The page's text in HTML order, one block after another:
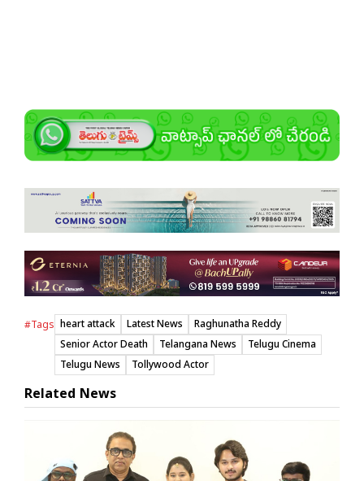
#Tags heart attack Latest News
Raghunatha Reddy
Senior Actor Death
Telangana News
Telugu Cinema
Telugu News
Tollywood Actor
Related News